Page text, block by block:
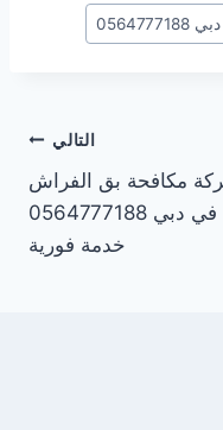
التالي
مكافحة بق الفراش
في دبي 0564777188
خدمة فورية